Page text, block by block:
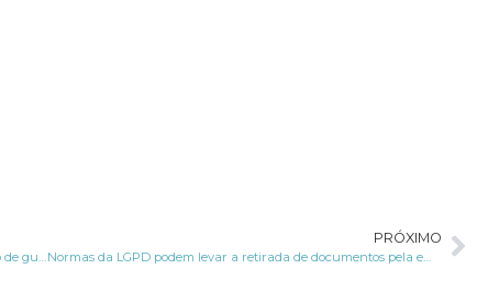
LGPD: relação entre o aumento de cibercrimes em um ano de guerra
PRÓXIMO
Normas da LGPD podem levar a retirada de documentos pela empresa